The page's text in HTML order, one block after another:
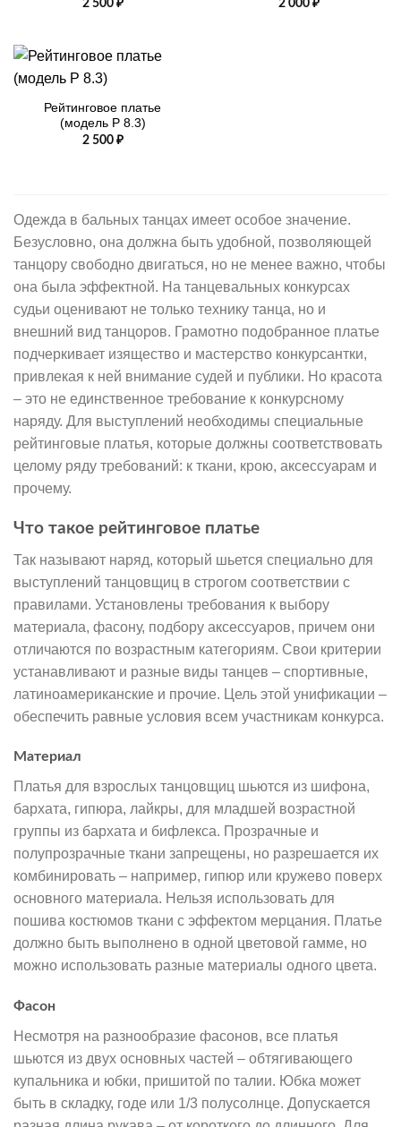
2 500 ₽ 2 000 ₽
Рейтинговое платье
(модель Р 8.3)
2 500 ₽
Одежда в бальных танцах имеет особое значение.
Безусловно, она должна быть удобной, позволяющей
танцору свободно двигаться, но не менее важно, чтобы
она была эффектной. На танцевальных конкурсах
судьи оценивают не только технику танца, но и
внешний вид танцоров. Грамотно подобранное платье
подчеркивает изящество и мастерство конкурсантки,
привлекая к ней внимание судей и публики. Но красота
– это не единственное требование к конкурсному
наряду. Для выступлений необходимы специальные
рейтинговые платья, которые должны соответствовать
целому ряду требований: к ткани, крою, аксессуарам и
прочему.
Что такое рейтинговое платье
Так называют наряд, который шьется специально для
выступлений танцовщиц в строгом соответствии с
правилами. Установлены требования к выбору
материала, фасону, подбору аксессуаров, причем они
отличаются по возрастным категориям. Свои критерии
устанавливают и разные виды танцев – спортивные,
латиноамериканские и прочие. Цель этой унификации –
обеспечить равные условия всем участникам конкурса.
Материал
Платья для взрослых танцовщиц шьются из шифона,
бархата, гипюра, лайкры, для младшей возрастной
группы из бархата и бифлекса. Прозрачные и
полупрозрачные ткани запрещены, но разрешается их
комбинировать – например, гипюр или кружево поверх
основного материала. Нельзя использовать для
пошива костюмов ткани с эффектом мерцания. Платье
должно быть выполнено в одной цветовой гамме, но
можно использовать разные материалы одного цвета.
Фасон
Несмотря на разнообразие фасонов, все платья
шьются из двух основных частей – обтягивающего
купальника и юбки, пришитой по талии. Юбка может
быть в складку, годе или 1/3 полусолнце. Допускается